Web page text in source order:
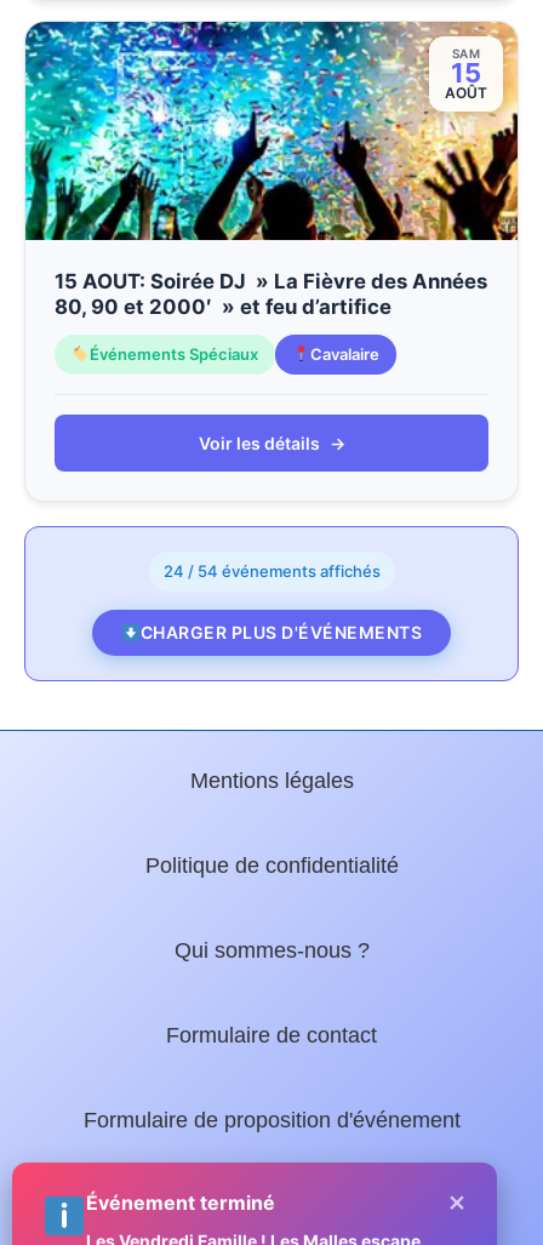
SAM
15
AOÛT
15 AOUT: Soirée DJ » La Fièvre des Années
80, 90 et 2000′ » et feu d’artifice
Événements Spéciaux Cavalaire
Voir les détails →
24 / 54 événements affichés
CHARGER PLUS D'ÉVÉNEMENTS
Mentions légales
Politique de confidentialité
Qui sommes-nous ?
Formulaire de contact
Formulaire de proposition d'événement
Nos guides locaux :
Événement terminé
Les Vendredi Famille ! Les Malles escape
×